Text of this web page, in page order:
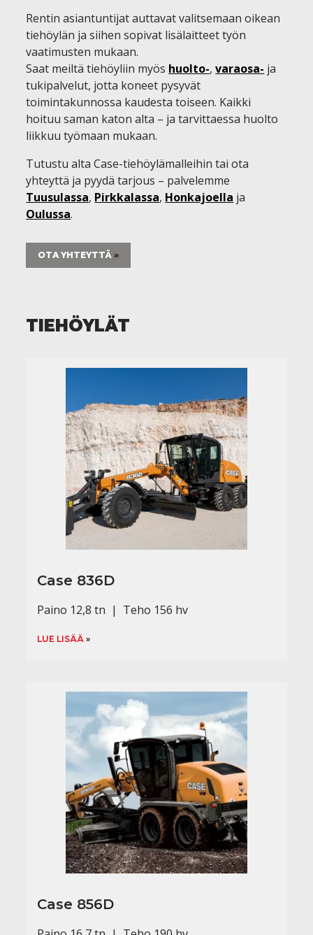
Rentin asiantuntijat auttavat valitsemaan oikean
tiehöylän ja siihen sopivat lisälaitteet työn
vaatimusten mukaan.
Saat meiltä tiehöyliin myös huolto-,varaosa- ja
tukipalvelut, jotta koneet pysyvät
toimintakunnossa kaudesta toiseen. Kaikki
hoituu saman katon alta – ja tarvittaessa huolto
liikkuu työmaan mukaan.
Tutustu alta Case-tiehöylämalleihin tai ota
yhteyttä ja pyydä tarjous – palvelemme
Tuusulassa, Pirkkalassa, Honkajoella ja
Oulussa.
OTA YHTEYTTÄ
TIEHÖYLÄT
Case 836D
Paino 12,8 tn | Teho 156 hv
LUE LISÄÄ
Case 856D